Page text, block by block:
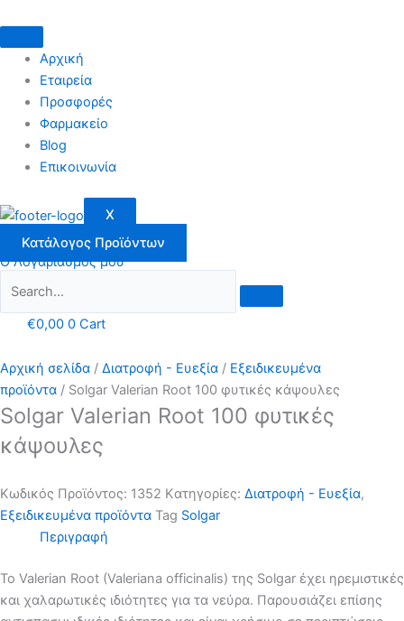
στο
περιεχόμενο
Αρχική
Εταιρεία
Προσφορές
Φαρμακείο
Blog
Επικοινωνία
X
Κατάλογος Προϊόντων
Ο Λογαριασμός μου
€0,00 0 Cart
Αρχική σελίδα / Διατροφή - Ευεξία / Εξειδικευμένα
προϊόντα / Solgar Valerian Root 100 φυτικές κάψουλες
Solgar Valerian Root 100 φυτικές
κάψουλες
Κωδικός Προϊόντος: 1352 Kατηγορίες: Διατροφή - Ευεξία,
Εξειδικευμένα προϊόντα Tag Solgar
Περιγραφή
Το Valerian Root (Valeriana officinalis) της Solgar έχει ηρεμιστικές
και χαλαρωτικές ιδιότητες για τα νεύρα. Παρουσιάζει επίσης